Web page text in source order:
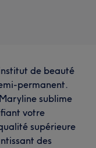
de beauté
permanent.
sublime
votre
supérieure
des